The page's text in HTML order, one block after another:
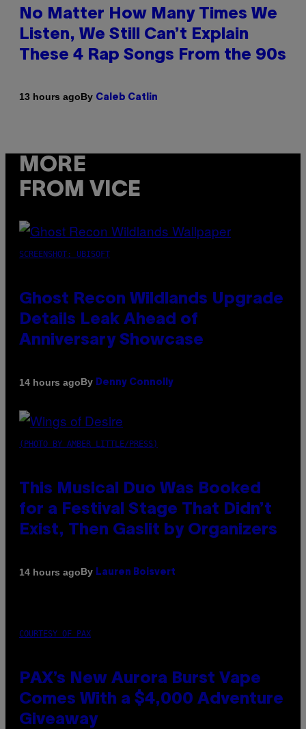
No Matter How Many Times We
Listen, We Still Can’t Explain
These 4 Rap Songs From the 90s
13 hours agoBy Caleb Catlin
MORE
FROM VICE
SCREENSHOT: UBISOFT
Ghost Recon Wildlands Upgrade
Details Leak Ahead of
Anniversary Showcase
14 hours agoBy Denny Connolly
(PHOTO BY AMBER LITTLE/PRESS)
This Musical Duo Was Booked
for a Festival Stage That Didn’t
Exist, Then Gaslit by Organizers
14 hours agoBy Lauren Boisvert
COURTESY OF PAX
PAX’s New Aurora Burst Vape
Comes With a $4,000 Adventure
Giveaway